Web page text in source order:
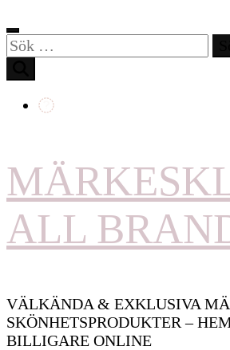
Sök
efter:
ALL
VÄLKÄNDA & EXKLUSIVA
SKÖNHETSPRODUKTER –
BILLIGARE ONLINE